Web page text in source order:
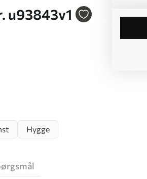
u93843v1
Hygge